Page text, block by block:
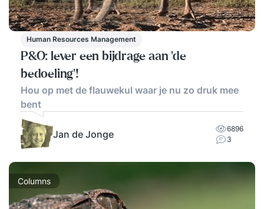
Human Resources Management
P&O: lever een bijdrage aan ‘de
bedoeling’!
Hou op met de flauwekul waar je nu zo druk mee
bent
Jan de Jonge
6896
3
Columns